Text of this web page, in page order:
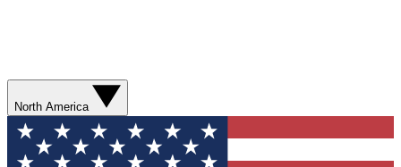
North America